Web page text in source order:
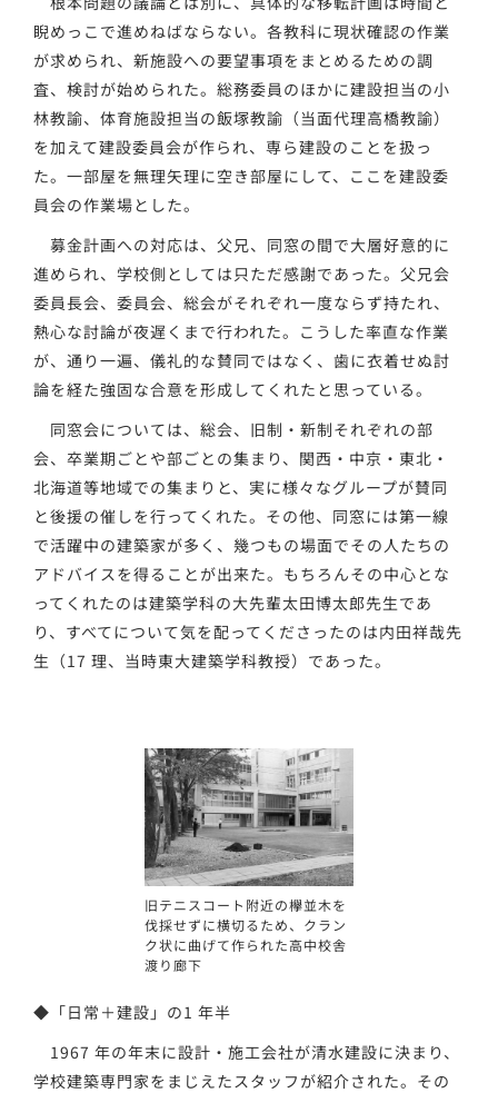
睨めっこで進めねばならない。各教科に現状確認の作業
が求められ、新施設への要望事項をまとめるための調
査、検討が始められた。総務委員のほかに建設担当の小
林教諭、体育施設担当の飯塚教諭（当面代理高橋教諭）
を加えて建設委員会が作られ、専ら建設のことを扱っ
た。一部屋を無理矢理に空き部屋にして、ここを建設委
員会の作業場とした。
募金計画への対応は、父兄、同窓の間で大層好意的に
進められ、学校側としては只ただ感謝であった。父兄会
委員長会、委員会、総会がそれぞれ一度ならず持たれ、
熱心な討論が夜遅くまで行われた。こうした率直な作業
が、通り一遍、儀礼的な賛同ではなく、歯に衣着せぬ討
論を経た強固な合意を形成してくれたと思っている。
同窓会については、総会、旧制・新制それぞれの部
会、卒業期ごとや部ごとの集まり、関西・中京・東北・
北海道等地域での集まりと、実に様々なグループが賛同
と後援の催しを行ってくれた。その他、同窓には第一線
で活躍中の建築家が多く、幾つもの場面でその人たちの
アドバイスを得ることが出来た。もちろんその中心とな
ってくれたのは建築学科の大先輩太田博太郎先生であ
り、すべてについて気を配ってくださったのは内田祥哉先
生（17 理、当時東大建築学科教授）であった。
旧テニスコート附近の欅並木を
伐採せずに横切るため、クラン
ク状に曲げて作られた高中校舎
渡り廊下
◆「日常＋建設」の1 年半
1967 年の年末に設計・施工会社が清水建設に決まり、
学校建築専門家をまじえたスタッフが紹介された。その